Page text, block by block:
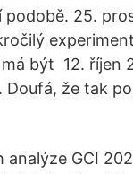
podobě. 25.
být 12. říjen
že tak
GCI